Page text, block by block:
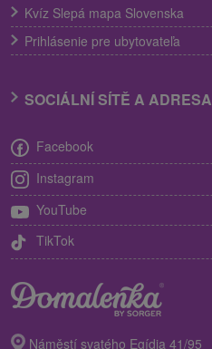
Kvíz Slepá mapa Slovenska
Prihlásenie pre ubytovateľa
SOCIÁLNÍ SÍTĚ A ADRESA
Facebook
Instagram
YouTube
TikTok
Náměstí svatého Egídia 41/95